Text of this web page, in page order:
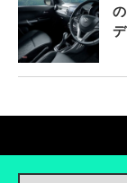
デ